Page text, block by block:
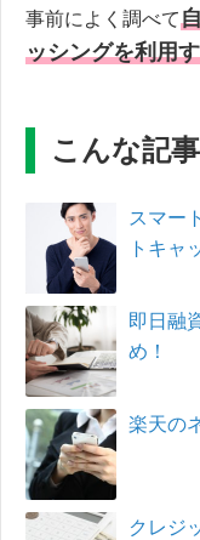
事前によく調べて
ッシングを利用
こんな記
スマー
トキャ
即日融
め！
楽天の
クレジ